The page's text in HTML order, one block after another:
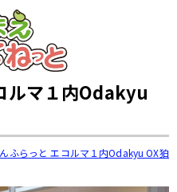
本文へ
ルマ１内Odakyu
ふらっと エコルマ１内Odakyu OX狛